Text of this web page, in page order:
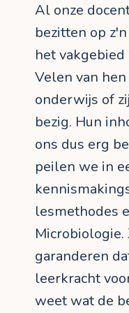
Al onze
bezitten op
het
Velen van
onderwijs of
bezig. Hun
ons dus erg
peilen we in
lesmethodes
garanderen
leerkracht
weet wat de